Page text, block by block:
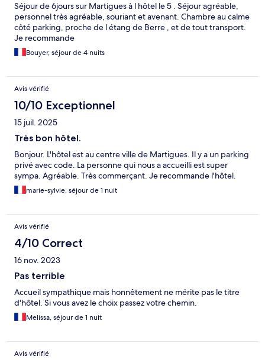
Séjour de 6jours sur Martigues à l hôtel le 5 . Séjour agréable,
personnel très agréable, souriant et avenant. Chambre au calme
côté parking, proche de l étang de Berre , et de tout transport.
Je recommande
Bouyer, séjour de 4 nuits
Avis vérifié
10/10 Exceptionnel
15 juil. 2025
Très bon hôtel.
Bonjour. L'hôtel est au centre ville de Martigues. Il y a un parking
privé avec code. La personne qui nous a accueilli est super
sympa. Agréable. Très commerçant. Je recommande l'hôtel.
marie-sylvie, séjour de 1 nuit
Avis vérifié
4/10 Correct
16 nov. 2023
Pas terrible
Accueil sympathique mais honnêtement ne mérite pas le titre
d'hôtel. Si vous avez le choix passez votre chemin.
Melissa, séjour de 1 nuit
Avis vérifié